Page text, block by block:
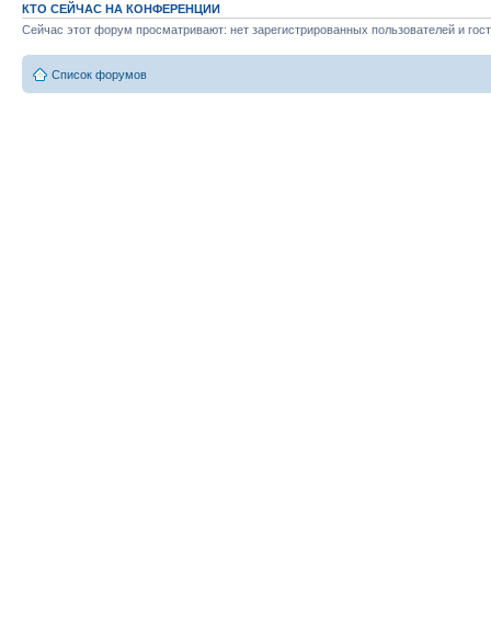
КТО СЕЙЧАС НА КОНФЕРЕНЦИИ
Сейчас этот форум просматривают: нет зарегистрированных пользователей и
Список форумов